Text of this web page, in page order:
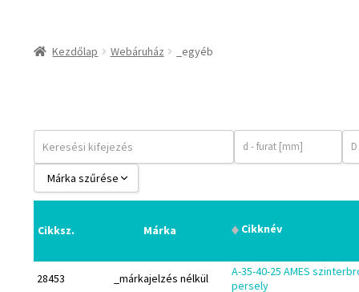
CHI
CMB
Codex
Concar
Kezdőlap Webáruház _egyéb
Márka szűrése
BECO
Cikksz. Márka Cikknév
28453 _márkajelzés nélkül
A-35-40-25 AMES
persely